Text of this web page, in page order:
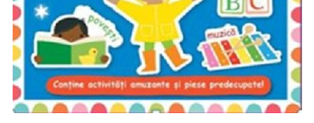
Lupe și articole educative
Foarfece școlare
Globuri pământești
Cutii sandwich și caserole
Umbrele pentru copii
Termosuri
Pahare și sticle pentru scoală